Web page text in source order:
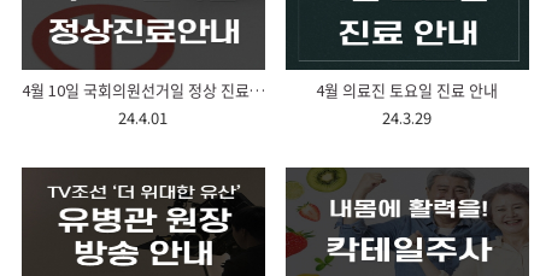
4월 10일 국회의원선거일 정상 진료 안내
24.4.01
4월 의료진 토요일 진료 안내
24.3.29